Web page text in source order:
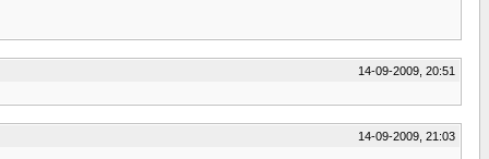
14-09-2009, 20:51
14-09-2009, 21:03